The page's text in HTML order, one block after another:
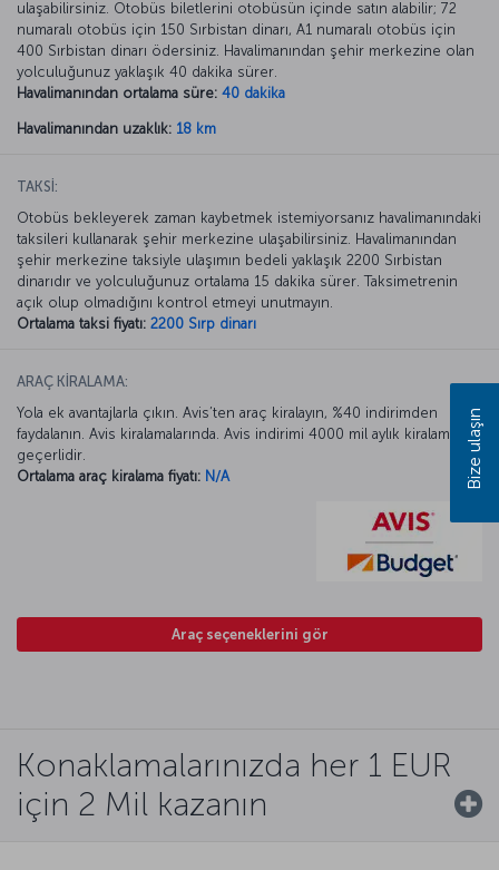
ulaşabilirsiniz. Otobüs biletlerini otobüsün içinde satın alabilir; 72
numaralı otobüs için 150 Sırbistan dinarı, A1 numaralı otobüs için
400 Sırbistan dinarı ödersiniz. Havalimanından şehir merkezine olan
yolculuğunuz yaklaşık 40 dakika sürer.
Havalimanından ortalama süre: 40 dakika
Havalimanından uzaklık: 18 km
TAKSİ:
Otobüs bekleyerek zaman kaybetmek istemiyorsanız havalimanındaki
taksileri kullanarak şehir merkezine ulaşabilirsiniz. Havalimanından
şehir merkezine taksiyle ulaşımın bedeli yaklaşık 2200 Sırbistan
dinarıdır ve yolculuğunuz ortalama 15 dakika sürer. Taksimetrenin
açık olup olmadığını kontrol etmeyi unutmayın.
Ortalama taksi fiyatı: 2200 Sırp dinarı
ARAÇ KİRALAMA:
Yola ek avantajlarla çıkın. Avis’ten araç kiralayın, %40 indirimden
faydalanın. Avis kiralamalarında. Avis indirimi 4000 mil aylık kiralamada
geçerlidir.
Ortalama araç kiralama fiyatı: N/A
Araç seçeneklerini gör
Konaklamalarınızda her 1 EUR
için 2 Mil kazanın
Bize ulaşın